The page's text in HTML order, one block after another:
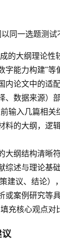
同一选题测试
的大纲理论性
字能力构建"等
内论文中的适
、数据来源）部
输入几篇相关
料的大纲，逻
大纲结构清晰
综述与理论基
建议、结论）
或案例研究等
充核心观点对